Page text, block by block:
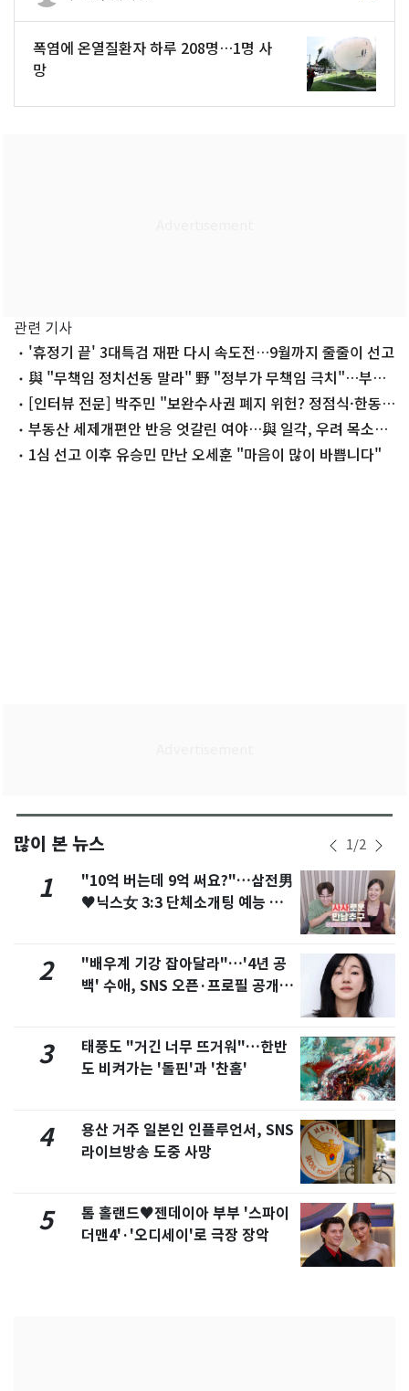
폭염에 온열질환자 하루 208명…1명 사
망
관련 기사
'휴정기 끝' 3대특검 재판 다시 속도전…9월까지 줄줄이 선고
與 "무책임 정치선동 말라" 野 "정부가 무책임 극치"…부동
산 공방
[인터뷰 전문] 박주민 "보완수사권 폐지 위헌? 정점식·한동
훈, 몰라서 그러면 큰일"
부동산 세제개편안 반응 엇갈린 여야…與 일각, 우려 목소리
(종합)
1심 선고 이후 유승민 만난 오세훈 "마음이 많이 바쁩니다"
많이 본 뉴스 1/2
1
"10억 버는데 9억 써요?"…삼전男
♥닉스女 3:3 단체소개팅 예능 화
2
"배우계 기강 잡아달라"…'4년 공
백' 수애, SNS 오픈·프로필 공개
3
태풍도 "거긴 너무 뜨거워"…한반
도 비켜가는 '돌핀'과 '찬홈'
4
용산 거주 일본인 인플루언서, SNS
라이브방송 도중 사망
5
톰 홀랜드♥젠데이아 부부 '스파이
더맨4'·'오디세이'로 극장 장악